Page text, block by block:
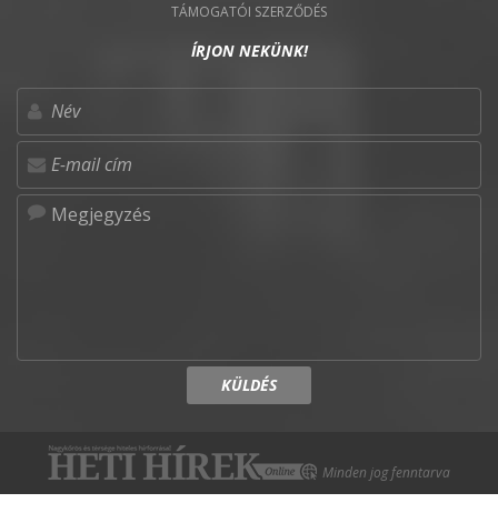
TÁMOGATÓI SZERZŐDÉS
ÍRJON NEKÜNK!
KÜLDÉS
Minden jog fenntarva